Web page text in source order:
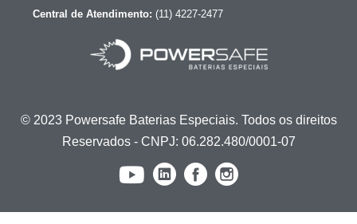
Central de Atendimento: (11) 4227-2477
© 2023 Powersafe Baterias Especiais. Todos os direitos
Reservados - CNPJ: 06.282.480/0001-07